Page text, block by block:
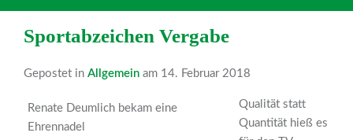
Sportabzeichen Vergabe
Gepostet in Allgemein am 14. Februar 2018
Renate Deumlich bekam eine
Ehrennadel
Qualität statt
Quantität hieß es